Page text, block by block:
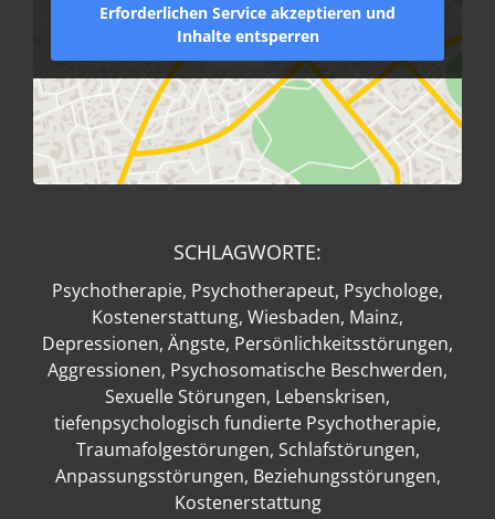
Erforderlichen Service akzeptieren und
Inhalte entsperren
SCHLAGWORTE:
Psychotherapie, Psychotherapeut, Psychologe,
Kostenerstattung, Wiesbaden, Mainz,
Depressionen, Ängste, Persönlichkeitsstörungen,
Aggressionen, Psychosomatische Beschwerden,
Sexuelle Störungen, Lebenskrisen,
tiefenpsychologisch fundierte Psychotherapie,
Traumafolgestörungen, Schlafstörungen,
Anpassungsstörungen, Beziehungsstörungen,
Kostenerstattung